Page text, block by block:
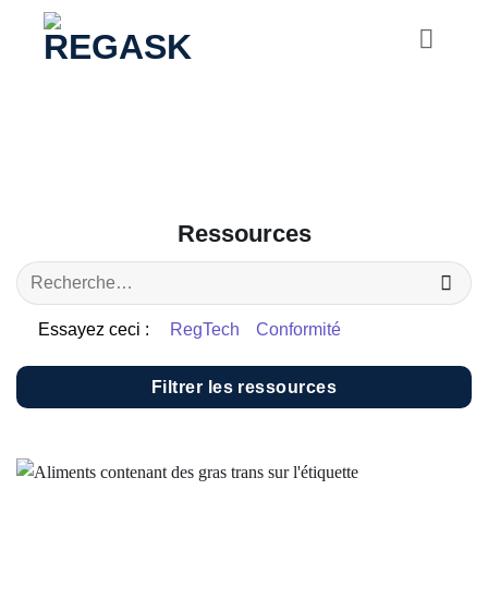
Passer
Ressources
Essayez ceci : RegTech Conformité
Filtrer les ressources